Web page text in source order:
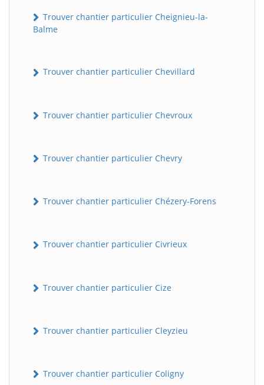
Trouver chantier particulier Cheignieu-la-
Balme
Trouver chantier particulier Chevillard
Trouver chantier particulier Chevroux
Trouver chantier particulier Chevry
Trouver chantier particulier Chézery-Forens
Trouver chantier particulier Civrieux
Trouver chantier particulier Cize
Trouver chantier particulier Cleyzieu
Trouver chantier particulier Coligny